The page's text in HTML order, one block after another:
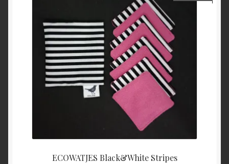
ECOWATJES Black&White Stripes